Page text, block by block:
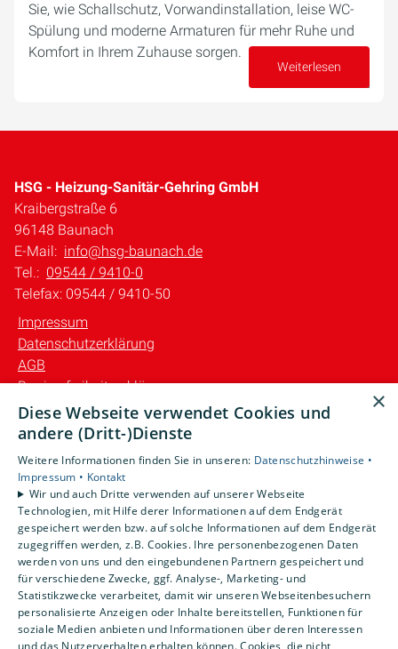
Sie, wie Schallschutz, Vorwandinstallation, leise WC-
Spülung und moderne Armaturen für mehr Ruhe und
Komfort in Ihrem Zuhause sorgen.
Weiterlesen
HSG - Heizung-Sanitär-Gehring GmbH
Kraibergstraße 6
96148 Baunach
E-Mail: info@hsg-baunach.de
Tel.: 09544 / 9410-0
Telefax: 09544 / 9410-50
Impressum
Datenschutzerklärung
AGB
Barrierefreiheitserklärung
Unsere Bereiche
Gewerbekunden
Karriere
Unternehmen
Kontakt
×
Diese Webseite verwendet Cookies und
andere (Dritt-)Dienste
Weitere Informationen finden Sie in unseren: Datenschutzhinweise •
Impressum • Kontakt
Wir und auch Dritte verwenden auf unserer Webseite
Technologien, mit Hilfe derer Informationen auf dem Endgerät
gespeichert werden bzw. auf solche Informationen auf dem Endgerät
zugegriffen werden, z.B. Cookies. Ihre personenbezogenen Daten
werden von uns und den eingebundenen Partnern gespeichert und
für verschiedene Zwecke, ggf. Analyse-, Marketing- und
Statistikzwecke verarbeitet, damit wir unseren Webseitenbesuchern
personalisierte Anzeigen oder Inhalte bereitstellen, Funktionen für
soziale Medien anbieten und Informationen über deren Interessen
und das Nutzerverhalten erhalten können. Cookies, die nicht